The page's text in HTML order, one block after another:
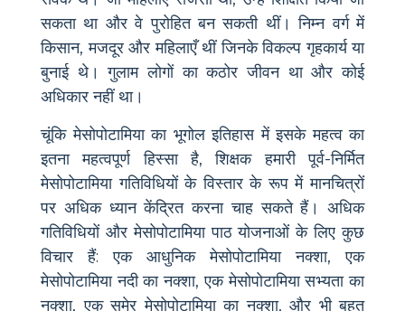
सकता था और वे पुरोहित बन सकती थीं। निम्न वर्ग में
किसान, मजदूर और महिलाएँ थीं जिनके विकल्प गृहकार्य या
बुनाई थे। गुलाम लोगों का कठोर जीवन था और कोई
अधिकार नहीं था।
चूंकि मेसोपोटामिया का भूगोल इतिहास में इसके महत्व का
इतना महत्वपूर्ण हिस्सा है, शिक्षक हमारी पूर्व-निर्मित
मेसोपोटामिया गतिविधियों के विस्तार के रूप में मानचित्रों
पर अधिक ध्यान केंद्रित करना चाह सकते हैं। अधिक
गतिविधियों और मेसोपोटामिया पाठ योजनाओं के लिए कुछ
विचार हैं: एक आधुनिक मेसोपोटामिया नक्शा, एक
मेसोपोटामिया नदी का नक्शा, एक मेसोपोटामिया सभ्यता का
नक्शा, एक सुमेर मेसोपोटामिया का नक्शा, और भी बहुत